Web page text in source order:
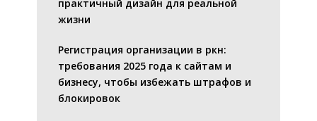
практичный дизайн для реальной
жизни
Регистрация организации в ркн:
требования 2025 года к сайтам и
бизнесу, чтобы избежать штрафов и
блокировок